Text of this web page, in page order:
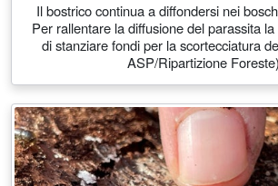
Il bostrico continua a diffondersi nei
Per rallentare la diffusione del parassita
di stanziare fondi per la scortecciatura
ASP/Ripartizione Foreste)